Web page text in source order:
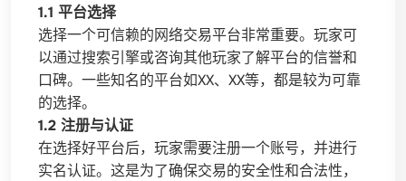
1.1 平台选择
选择一个可信赖的网络交易平台非常重要。玩家可
以通过搜索引擎或咨询其他玩家了解平台的信誉和
口碑。一些知名的平台如XX、XX等，都是较为可靠
的选择。
1.2 注册与认证
在选择好平台后，玩家需要注册一个账号，并进行
实名认证。这是为了确保交易的安全性和合法性，